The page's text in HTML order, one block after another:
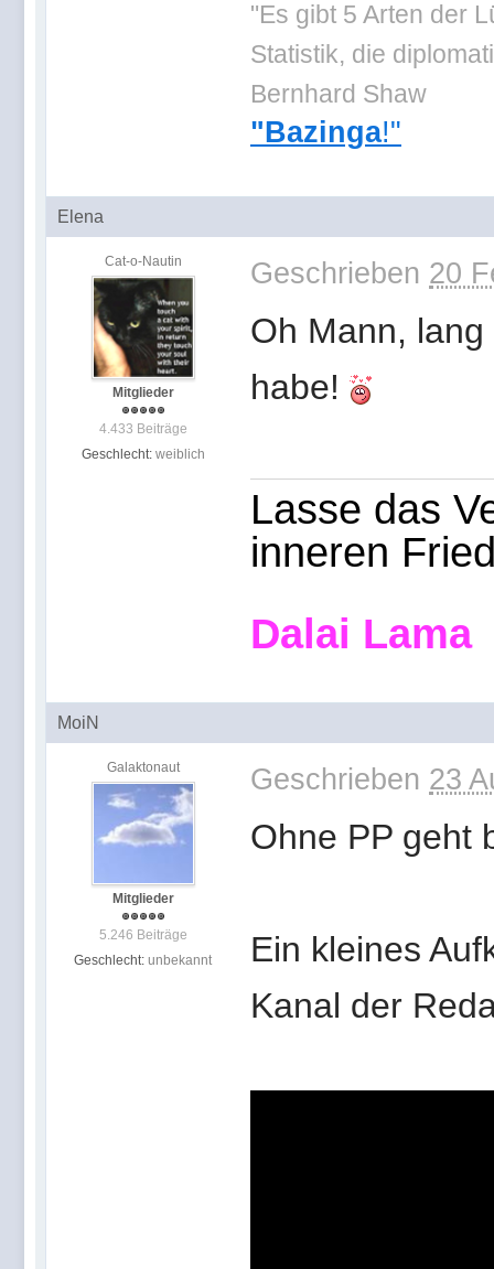
"Es gibt 5 Arten der
Statistik, die
Bernhard Shaw
"Bazinga!"
Elena
Cat-o-Nautin
Mitglieder
4.433 Beiträge
Geschlecht: weiblich
Geschrieben 20
Oh Mann,
habe!
Lasse das
inneren
Dalai Lama
MoiN
Galaktonaut
Mitglieder
5.246 Beiträge
Geschlecht: unbekannt
Geschrieben 23
Ohne PP geht
Ein kleines
Kanal der